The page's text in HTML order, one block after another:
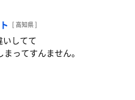
[ 高知県 ]
してて
ってすんません。